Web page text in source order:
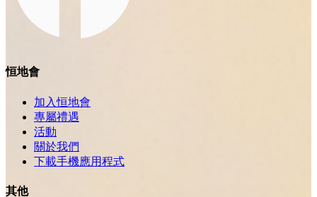
恒地會
加入恒地會
專屬禮遇
活動
關於我們
下載手機應用程式
其他